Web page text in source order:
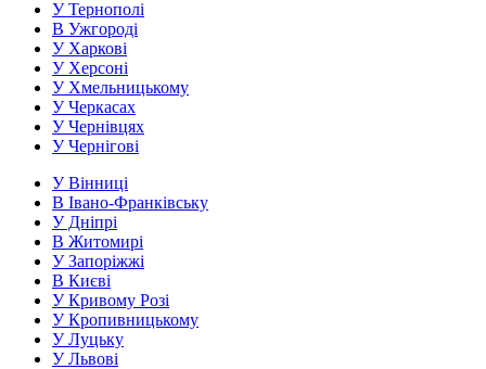
У Тернополі
В Ужгороді
У Харкові
У Херсоні
У Хмельницькому
У Черкасах
У Чернівцях
У Чернігові
У Вінниці
В Івано-Франківську
У Дніпрі
В Житомирі
У Запоріжжі
В Києві
У Кривому Розі
У Кропивницькому
У Луцьку
У Львові